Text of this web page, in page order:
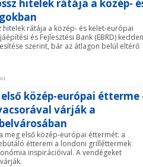
hitelek rátája a közép-
rátája a közép- és kelet-európai
és Fejlesztési Bank (EBRD) kedden
szerint, bár az átlagon belül eltérő
közép-európai étterme
várják a
meg első közép-európai éttermét: a
étterem a londoni grilléttermek
inspirációival. A vendégeket